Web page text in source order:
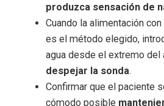
produzca sensación de
Cuando la alimentación
es el método elegido,
agua desde el extremo del
despejar la sonda.
Confirmar que el paciente
cómodo posible